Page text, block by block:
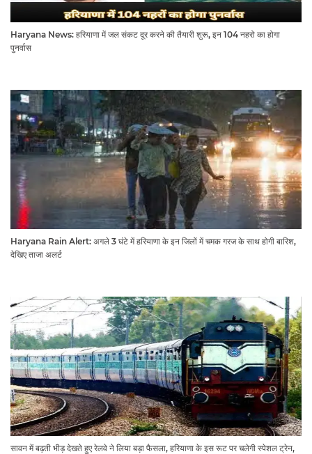
Haryana News: हरियाणा में जल संकट दूर करने की तैयारी शुरू, इन 104 नहरो का होगा
पुनर्वास
Haryana Rain Alert: अगले 3 घंटे में हरियाणा के इन जिलों में चमक गरज के साथ होगी बारिश,
देखिए ताजा अलर्ट
सावन में बढ़ती भीड़ देखते हुए रेलवे ने लिया बड़ा फैसला, हरियाणा के इस रूट पर चलेगी स्पेशल ट्रेन,